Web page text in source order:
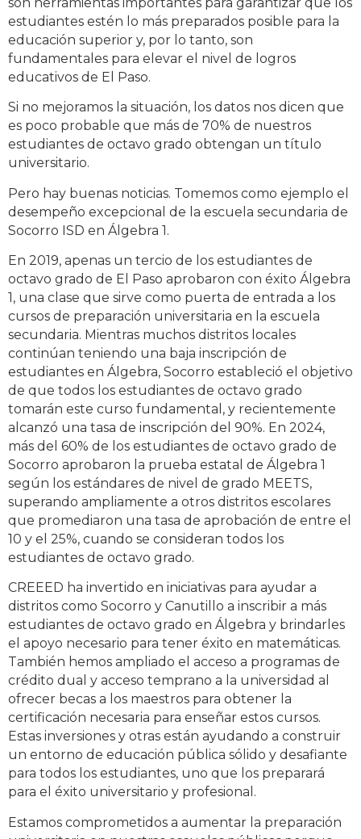
estudiantes estén lo más preparados posible para la
educación superior y, por lo tanto, son
fundamentales para elevar el nivel de logros
educativos de El Paso.
Si no mejoramos la situación, los datos nos dicen que
es poco probable que más de 70% de nuestros
estudiantes de octavo grado obtengan un título
universitario.
Pero hay buenas noticias. Tomemos como ejemplo el
desempeño excepcional de la escuela secundaria de
Socorro ISD en Álgebra 1.
En 2019, apenas un tercio de los estudiantes de
octavo grado de El Paso aprobaron con éxito Álgebra
1, una clase que sirve como puerta de entrada a los
cursos de preparación universitaria en la escuela
secundaria. Mientras muchos distritos locales
continúan teniendo una baja inscripción de
estudiantes en Álgebra, Socorro estableció el objetivo
de que todos los estudiantes de octavo grado
tomarán este curso fundamental, y recientemente
alcanzó una tasa de inscripción del 90%. En 2024,
más del 60% de los estudiantes de octavo grado de
Socorro aprobaron la prueba estatal de Álgebra 1
según los estándares de nivel de grado MEETS,
superando ampliamente a otros distritos escolares
que promediaron una tasa de aprobación de entre el
10 y el 25%, cuando se consideran todos los
estudiantes de octavo grado.
CREEED ha invertido en iniciativas para ayudar a
distritos como Socorro y Canutillo a inscribir a más
estudiantes de octavo grado en Álgebra y brindarles
el apoyo necesario para tener éxito en matemáticas.
También hemos ampliado el acceso a programas de
crédito dual y acceso temprano a la universidad al
ofrecer becas a los maestros para obtener la
certificación necesaria para enseñar estos cursos.
Estas inversiones y otras están ayudando a construir
un entorno de educación pública sólido y desafiante
para todos los estudiantes, uno que los preparará
para el éxito universitario y profesional.
Estamos comprometidos a aumentar la preparación